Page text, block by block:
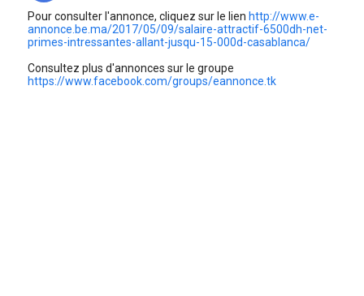
Pour consulter l'annonce, cliquez sur le lien http://www.e-
annonce.be.ma/2017/05/09/salaire-attractif-6500dh-net-
primes-intressantes-allant-jusqu-15-000d-casablanca/
Consultez plus d'annonces sur le groupe
https://www.facebook.com/groups/eannonce.tk